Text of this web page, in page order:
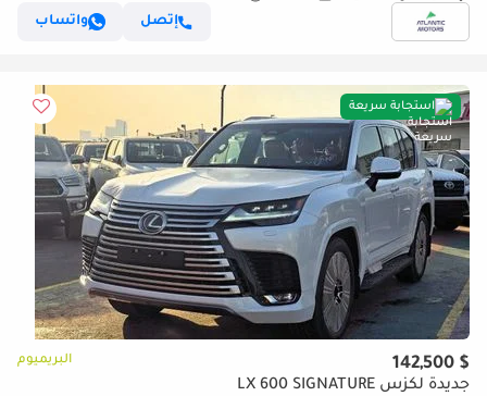
إتصل
واتساب
استجابة سريعة
$ 142,500 البريميوم
جديدة لكزس LX 600 SIGNATURE